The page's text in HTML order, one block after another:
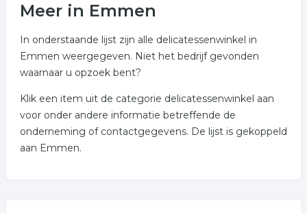
Meer in Emmen
In onderstaande lijst zijn alle delicatessenwinkel in
Emmen weergegeven. Niet het bedrijf gevonden
waarnaar u opzoek bent?
Klik een item uit de categorie delicatessenwinkel aan
voor onder andere informatie betreffende de
onderneming of contactgegevens. De lijst is gekoppeld
aan Emmen.